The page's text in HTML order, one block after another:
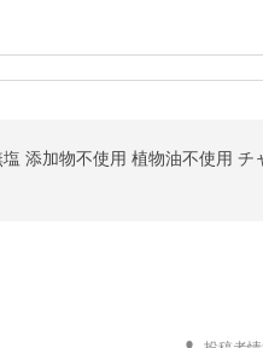
添加物不使用 植物油不使用 チ